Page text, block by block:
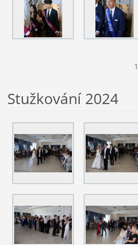
1
Stužkování 2024